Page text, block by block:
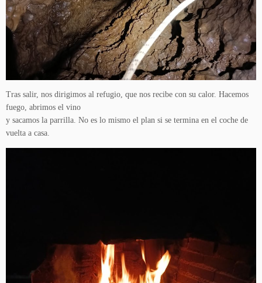
Tras salir, nos dirigimos al refugio, que nos recibe con su calor. Hacemos
fuego, abrimos el vino
y sacamos la parrilla. No es lo mismo el plan si se termina en el coche de
vuelta a casa.